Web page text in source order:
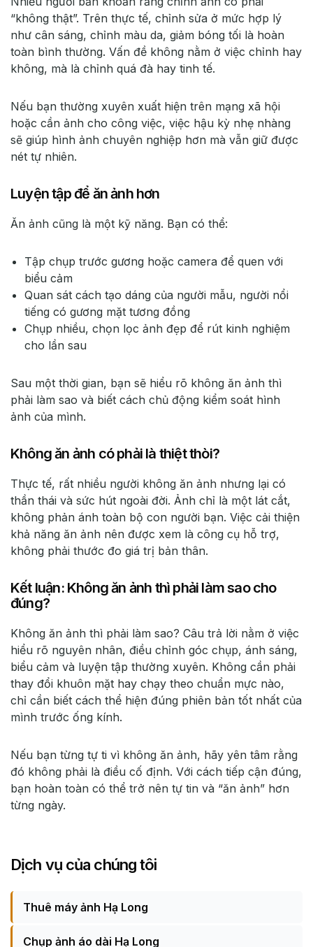
“không thật”. Trên thực tế, chỉnh sửa ở mức hợp lý
như cân sáng, chỉnh màu da, giảm bóng tối là hoàn
toàn bình thường. Vấn đề không nằm ở việc chỉnh hay
không, mà là chỉnh quá đà hay tinh tế.
Nếu bạn thường xuyên xuất hiện trên mạng xã hội
hoặc cần ảnh cho công việc, việc hậu kỳ nhẹ nhàng
sẽ giúp hình ảnh chuyên nghiệp hơn mà vẫn giữ được
nét tự nhiên.
Luyện tập để ăn ảnh hơn
Ăn ảnh cũng là một kỹ năng. Bạn có thể:
Tập chụp trước gương hoặc camera để quen với
biểu cảm
Quan sát cách tạo dáng của người mẫu, người nổi
tiếng có gương mặt tương đồng
Chụp nhiều, chọn lọc ảnh đẹp để rút kinh nghiệm
cho lần sau
Sau một thời gian, bạn sẽ hiểu rõ không ăn ảnh thì
phải làm sao và biết cách chủ động kiểm soát hình
ảnh của mình.
Không ăn ảnh có phải là thiệt thòi?
Thực tế, rất nhiều người không ăn ảnh nhưng lại có
thần thái và sức hút ngoài đời. Ảnh chỉ là một lát cắt,
không phản ánh toàn bộ con người bạn. Việc cải thiện
khả năng ăn ảnh nên được xem là công cụ hỗ trợ,
không phải thước đo giá trị bản thân.
Kết luận: Không ăn ảnh thì phải làm sao cho
đúng?
Không ăn ảnh thì phải làm sao? Câu trả lời nằm ở việc
hiểu rõ nguyên nhân, điều chỉnh góc chụp, ánh sáng,
biểu cảm và luyện tập thường xuyên. Không cần phải
thay đổi khuôn mặt hay chạy theo chuẩn mực nào,
chỉ cần biết cách thể hiện đúng phiên bản tốt nhất của
mình trước ống kính.
Nếu bạn từng tự ti vì không ăn ảnh, hãy yên tâm rằng
đó không phải là điều cố định. Với cách tiếp cận đúng,
bạn hoàn toàn có thể trở nên tự tin và “ăn ảnh” hơn
từng ngày.
Dịch vụ của chúng tôi
Thuê máy ảnh Hạ Long
Chụp ảnh áo dài Hạ Long